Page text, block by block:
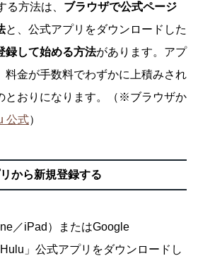
る方法は、 ブラウザで公式ページ
と、公式アプリをダウンロードした
録して始める方法があります。アプ
料金が手数料でわずかに上積みされ
とおりになります。（※ブラウザか
公式）
から新規登録する
／iPad）またはGoogle
」公式アプリをダウンロードし